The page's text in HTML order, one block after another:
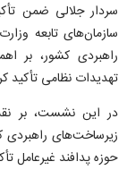
سردار جلالی ضمن
سازمان‌های تابعه
راهبردی کشور، بر
تهدیدات نظامی تأکید
در این نشست، بر
زیرساخت‌های
حوزه پدافند غیرعامل